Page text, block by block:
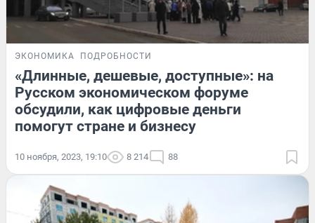
ЭКОНОМИКА ПОДРОБНОСТИ
«Длинные, дешевые, доступные»: на
Русском экономическом форуме
обсудили, как цифровые деньги
помогут стране и бизнесу
10 ноября, 2023, 19:10 8 214 88